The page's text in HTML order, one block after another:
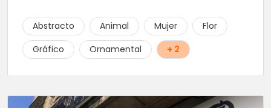
Abstracto Animal Mujer
Flor
Gráfico
Ornamental + 2